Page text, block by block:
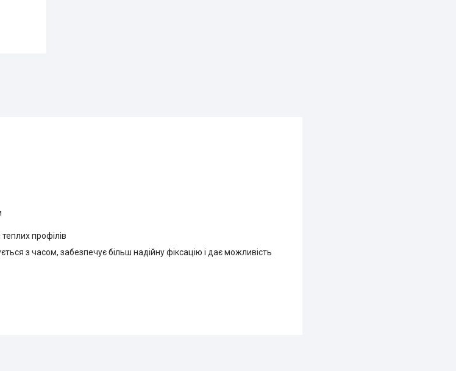
профілів
з часом, забезпечує більш надійну фіксацію і дає можливість